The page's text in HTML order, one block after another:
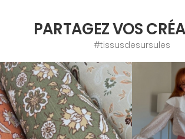
PARTAGEZ VOS
#tissusdesursules